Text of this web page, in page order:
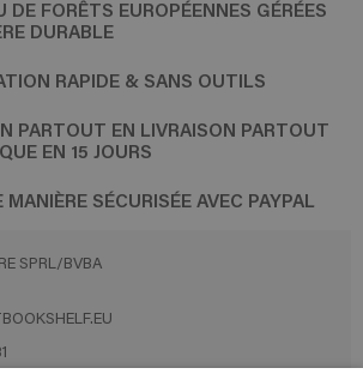
DE FORÊTS EUROPÉENNES GÉRÉES
DURABLE
RAPIDE & SANS OUTILS
PARTOUT EN LIVRAISON PARTOUT
EN 15 JOURS
MANIÈRE SÉCURISÉE AVEC PAYPAL
SPRL/BVBA